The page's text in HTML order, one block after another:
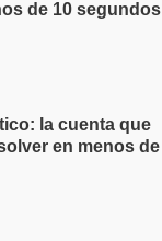
de 10 segundos
la cuenta que
en menos de